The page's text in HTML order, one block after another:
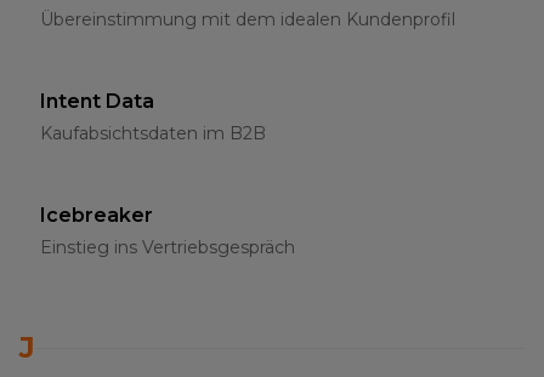
Übereinstimmung mit dem idealen Kundenprofil
Intent Data
Kaufabsichtsdaten im B2B
Icebreaker
Einstieg ins Vertriebsgespräch
J